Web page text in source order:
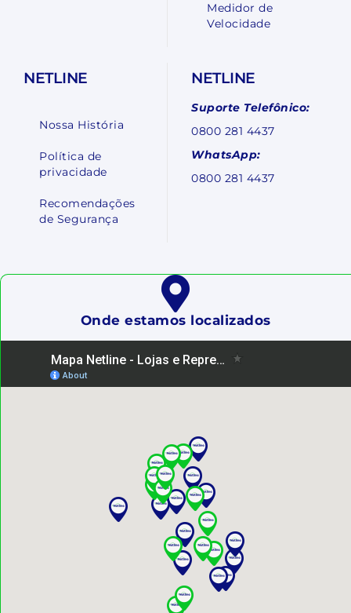
Medidor de
Velocidade
NETLINE
Nossa História
Política de
privacidade
Recomendações
de Segurança
NETLINE
Suporte Telefônico:
0800 281 4437
WhatsApp:
0800 281 4437
Onde estamos localizados